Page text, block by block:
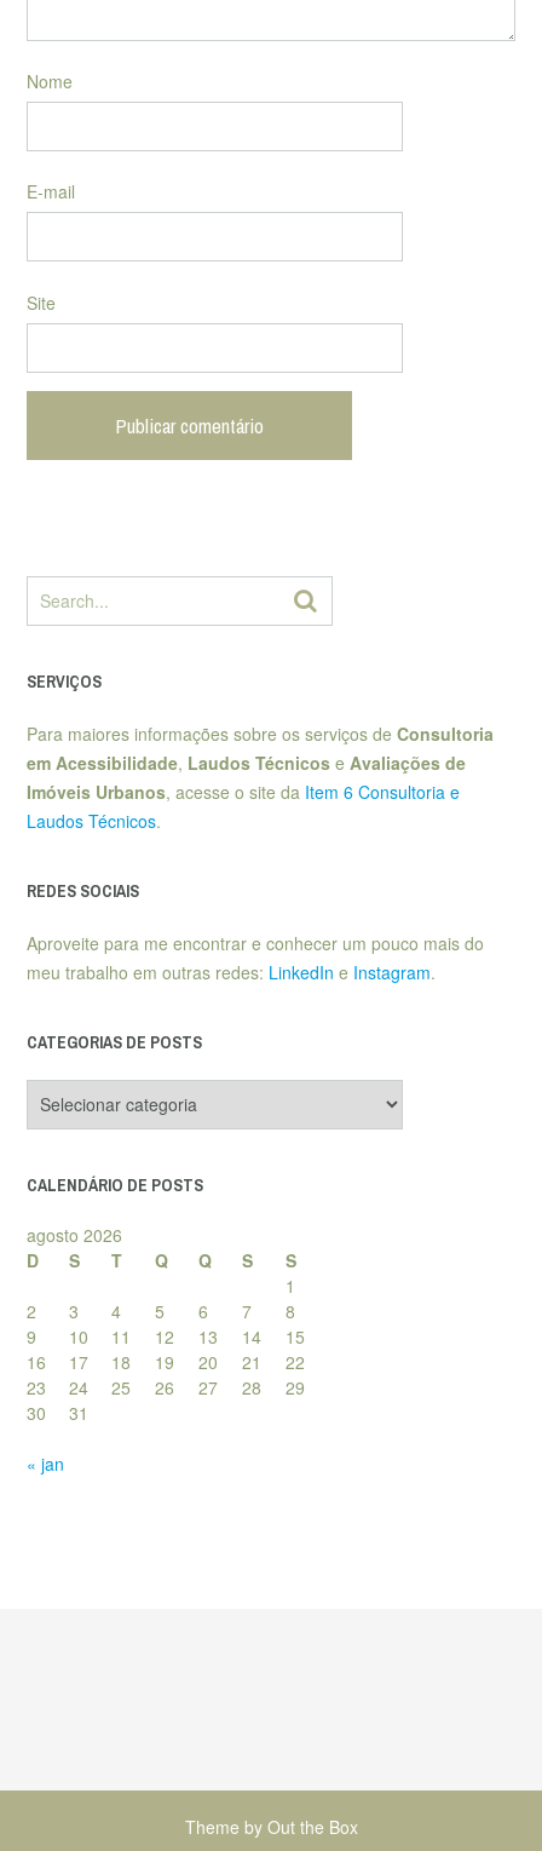
Nome
E-mail
Site
SERVIÇOS
Para maiores informações sobre os serviços de Consultoria
em Acessibilidade, Laudos Técnicos e Avaliações de
Imóveis Urbanos, acesse o site da Item 6 Consultoria e
Laudos Técnicos.
REDES SOCIAIS
Aproveite para me encontrar e conhecer um pouco mais do
meu trabalho em outras redes: LinkedIn e Instagram.
CATEGORIAS DE POSTS
de
CALENDÁRIO DE POSTS
agosto 2026
D
S T Q Q S
S
1
2
3 4 5 6 7
8
9
10 11 12 13 14
15
16
17 18 19 20 21
22
23
24 25 26 27 28
29
30
31
« jan
Theme by Out the Box